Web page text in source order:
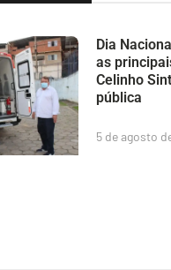
Dia
as
Celinho
pública
5 de agosto